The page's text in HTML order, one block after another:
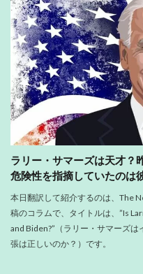
ラリー・サマーズは天才？
危険性を指摘していたのは
本日翻訳して紹介するのは、The
稿のコラムで、タイトルは、”Is
and Biden?”（ラリー・サマーズ
張は正しいのか？）です。